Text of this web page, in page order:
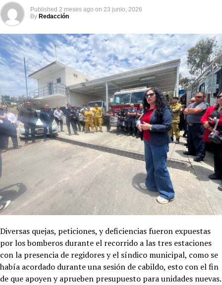
Published 2 meses ago on 23 junio, 2026
By Redacción
Diversas quejas, peticiones, y deficiencias fueron expuestas
por los bomberos durante el recorrido a las tres estaciones
con la presencia de regidores y el síndico municipal, como se
había acordado durante una sesión de cabildo, esto con el fin
de que apoyen y aprueben presupuesto para unidades nuevas.